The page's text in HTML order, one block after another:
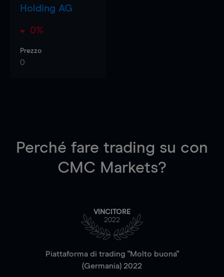
Holding AG
0%
Prezzo
0
Perché fare trading su con
CMC Markets?
VINCITORE
2022
Piattaforma di trading "Molto buona"
(Germania) 2022